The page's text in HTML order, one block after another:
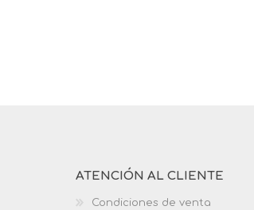
ATENCIÓN AL CLIENTE
Condiciones de venta